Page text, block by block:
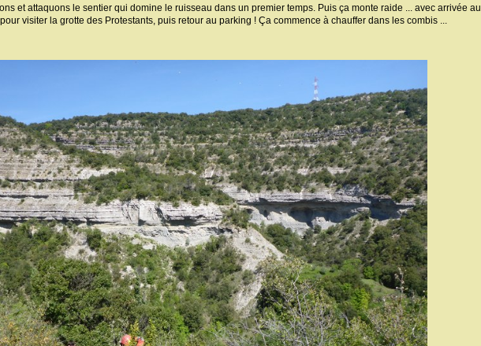
et attaquons le sentier qui domine le ruisseau dans un premier temps. Puis ça monte raide ... avec arrivée au
visiter la grotte des Protestants, puis retour au parking ! Ça commence à chauffer dans les combis ...